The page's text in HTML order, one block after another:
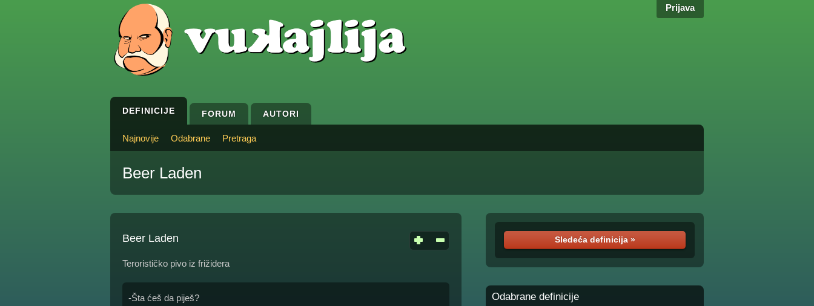
Prijava
DEFINICIJE FORUM AUTORI
Najnovije Odabrane Pretraga
Beer Laden
Beer Laden
Terorističko pivo iz frižidera
-Šta ćeš da piješ?
Sledeća definicija »
Odabrane definicije